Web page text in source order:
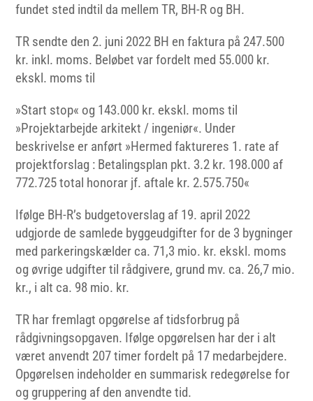
fundet sted indtil da mellem TR, BH-R og BH.
TR sendte den 2. juni 2022 BH en faktura på 247.500
kr. inkl. moms. Beløbet var fordelt med 55.000 kr.
ekskl. moms til
»Start stop« og 143.000 kr. ekskl. moms til
»Projektarbejde arkitekt / ingeniør«. Under
beskrivelse er anført »Hermed faktureres 1. rate af
projektforslag : Betalingsplan pkt. 3.2 kr. 198.000 af
772.725 total honorar jf. aftale kr. 2.575.750«
Ifølge BH-R’s budgetoverslag af 19. april 2022
udgjorde de samlede byggeudgifter for de 3 bygninger
med parkeringskælder ca. 71,3 mio. kr. ekskl. moms
og øvrige udgifter til rådgivere, grund mv. ca. 26,7 mio.
kr., i alt ca. 98 mio. kr.
TR har fremlagt opgørelse af tidsforbrug på
rådgivningsopgaven. Ifølge opgørelsen har der i alt
været anvendt 207 timer fordelt på 17 medarbejdere.
Opgørelsen indeholder en summarisk redegørelse for
og gruppering af den anvendte tid.